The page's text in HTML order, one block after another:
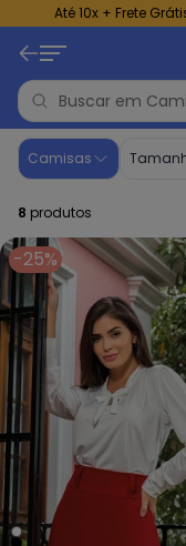
Até 10x + Frete
Camisas - Moda
Camisas
8 produtos
-25%